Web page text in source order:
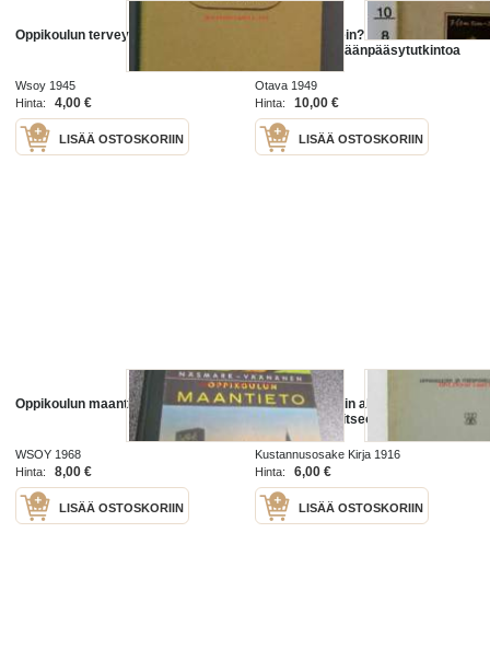
Oppikoulun terveysoppi
Wsoy 1945
Hinta:
4,00 €
LISÄÄ OSTOSKORIIN
Laskenko oikein? Laskutehtäviä
oppikoulun sisäänpääsytutkintoa
Otava 1949
Hinta:
10,00 €
LISÄÄ OSTOSKORIIN
Oppikoulun maantieto
WSOY 1968
Hinta:
8,00 €
LISÄÄ OSTOSKORIIN
Perspektiiviopin alkeet -
Oppikoulun ja itseopiskelun
tarpeiksi
Kustannusosake Kirja 1916
Hinta:
6,00 €
LISÄÄ OSTOSKORIIN